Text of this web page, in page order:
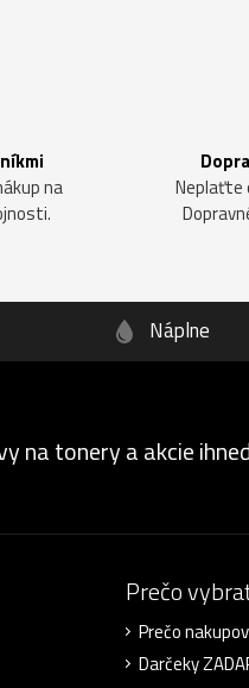
na
Neplaťte
Náplne
na tonery a akcie
Prečo
Prečo
Darčeky